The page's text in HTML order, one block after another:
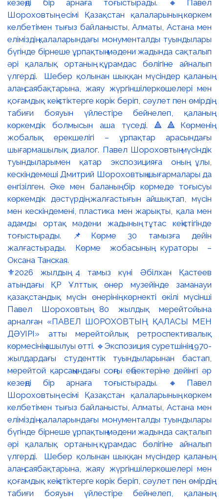
⚜️2026 жылдың 4 тамыз күні Әбілхан Қастеев
атындағы ҚР Ұлттық өнер музейінде заманауи
қазақстандық мүсін өнерінің көрнекті өкілі мүсінші
Павел Шороховтың 80 жылдық мерейтойына
арналған «ПАВЕЛ ШОРОХОВТЫҢ ҚАЛАСЫ МЕН
ДӘУІРІ» атты мерейтойлық ретроспективалық
көрмесінің ашылуы өтті. 🔹Экспозиция суретшінің 1970-
жылдардағы студенттік туындыларынан бастап,
мерейтой қарсаңындағы соңғы еңбектеріне дейінгі әр
кезеңді бір арнаға тоғыстырады. 🔸Павел
Шороховтың есімі Қазақстан қалаларының көркем
келбетімен тығыз байланысты, Алматы, Астана мен
еліміздің қалаларындағы монументалды туындылары
бүгінде бірнеше ұрпақтың мәдени жадында сақталып
әрі қалалық ортаның құрамдас бөлігіне айналып
үлгерді. Шебер қолынан шыққан мүсіндер қаланың
алаң-саябақтарына, жаяу жүргіншілеркөшелері мен
қоғамдық кеңістіктерге көрік беріп, сәулет пен өмірдің
табиғи бояуын үйлестіре бейнелеп, қаланың